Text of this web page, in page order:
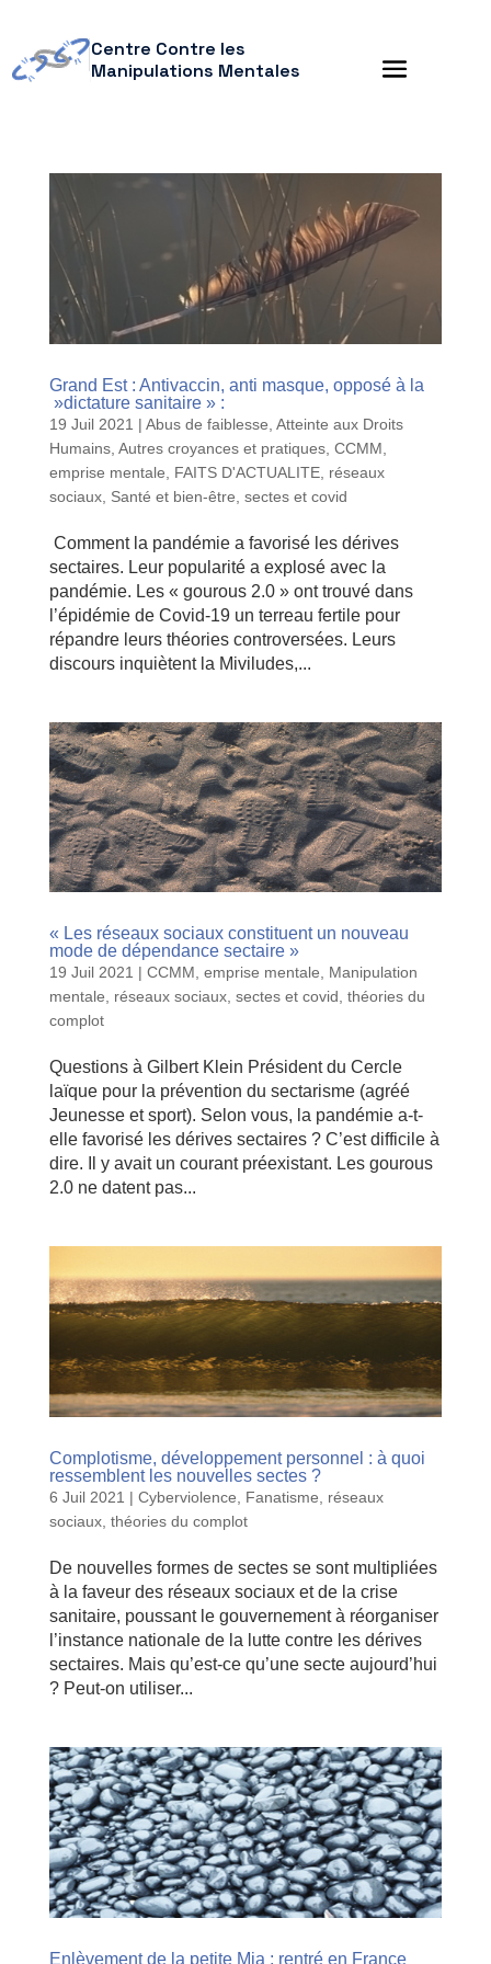
Centre Contre les
Manipulations Mentales
Grand Est : Antivaccin, anti masque, opposé à la
»dictature sanitaire » :
19 Juil 2021 | Abus de faiblesse Atteinte aux Droits
Humains, Autres croyances et pratiques, CCMM
emprise mentale
FAITS D'ACTUALITE, réseaux
sociaux, Santé et bien-être sectes et covid
Comment la pandémie a favorisé les dérives
sectaires. Leur popularité a explosé avec la
pandémie. Les « gourous 2.0 » ont trouvé dans
l’épidémie de Covid-19 un terreau fertile pour
répandre leurs théories controversées. Leurs
discours inquiètent la Miviludes,...
« Les réseaux sociaux constituent un nouveau
mode de dépendance sectaire »
19 Juil 2021 | CCMM, emprise mentale, Manipulation
mentale, réseaux sociaux, sectes et covid, théories du
complot
Questions à Gilbert Klein Président du Cercle
laïque pour la prévention du sectarisme (agréé
Jeunesse et sport). Selon vous, la pandémie a-t-
elle favorisé les dérives sectaires ? C’est difficile à
dire. Il y avait un courant préexistant. Les gourous
2.0 ne datent pas...
Complotisme, développement personnel : à quoi
ressemblent les nouvelles sectes ?
6 Juil 2021 | Cyberviolence Fanatisme
réseaux
sociaux, théories du complot
De nouvelles formes de sectes se sont multipliées
à la faveur des réseaux sociaux et de la crise
sanitaire, poussant le gouvernement à réorganiser
l’instance nationale de la lutte contre les dérives
sectaires. Mais qu’est-ce qu’une secte aujourd’hui
? Peut-on utiliser...
Enlèvement de la petite Mia : rentré en France